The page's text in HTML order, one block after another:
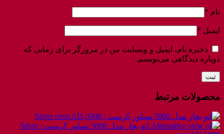
نام *
ایمیل *
ذخیره نام، ایمیل و وبسایت من در مرورگر برای زمانی که
دوباره دیدگاهی می‌نویسم.
محصولات مرتبط